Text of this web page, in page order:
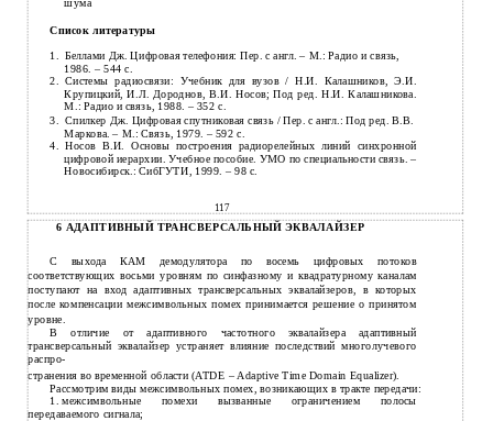
шума
Список литературы
1.
Беллами Дж. Цифровая телефония: Пер. с англ. – М.: Радио и связь,
1986. – 544 с.
2. Системы радиосвязи: Учебник для вузов / Н.И. Калашников, Э.И.
Крупицкий, И.Л. Дороднов, В.И. Носов; Под ред. Н.И. Калашникова.
М.: Радио и связь, 1988. – 352 с.
3. Спилкер Дж. Цифровая спутниковая связь / Пер. с англ.: Под ред. В.В.
Маркова. – М.: Связь, 1979. – 592 с.
4. Носов В.И. Основы построения радиорелейных линий синхронной
цифровой иерархии. Учебное пособие. УМО по специальности связь. –
Новосибирск.: СибГУТИ, 1999. – 98 с.
117
6 АДАПТИВНЫЙ ТРАНСВЕРСАЛЬНЫЙ ЭКВАЛАЙЗЕР
С выхода КАМ демодулятора по восемь цифровых потоков
соответствующих восьми уровням по синфазному и квадратурному каналам
поступают на вход адаптивных трансверсальных эквалайзеров, в которых
после компенсации межсимвольных помех принимается решение о принятом
уровне.
В отличие от адаптивного частотного эквалайзера адаптивный
трансверсальный эквалайзер устраняет влияние последствий многолучевого
распро-
странения во временной области (ATDE – Adaptive Time Domain Equalizer).
Рассмотрим виды межсимвольных помех, возникающих в тракте передачи:
1. межсимвольные помехи вызванные ограничением полосы
передаваемого сигнала;